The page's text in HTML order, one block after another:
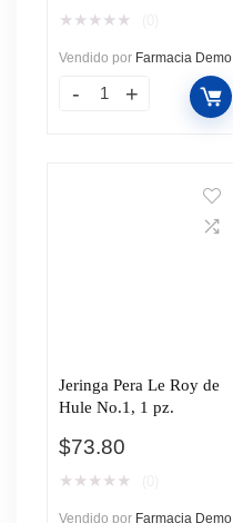
★ ★ ★ ★ ★
Vendido por Farmacia Demo
Jeringa Pera Le Roy de
Hule No.1, 1 pz.
$73.80
★ ★ ★ ★ ★
Vendido por Farmacia Demo